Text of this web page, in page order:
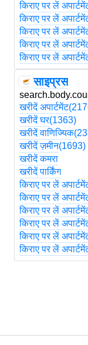
किराए पर लें
किराए पर लें
किराए पर लें
किराए पर लें
किराए पर लें
साइप्रस
खरीदें अपार्टमेंट
खरीदें घर(1363)
खरीदें वाणिज्यिक
खरीदें ज़मीन(1693)
खरीदें कमरा
खरीदें पार्किंग
किराए पर लें
किराए पर लें
किराए पर लें
किराए पर लें
किराए पर लें
किराए पर लें